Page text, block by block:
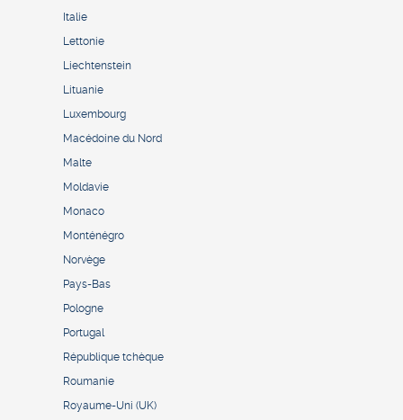
Italie
Lettonie
Liechtenstein
Lituanie
Luxembourg
Macédoine du Nord
Malte
Moldavie
Monaco
Monténégro
Norvège
Pays-Bas
Pologne
Portugal
République tchèque
Roumanie
Royaume-Uni (UK)